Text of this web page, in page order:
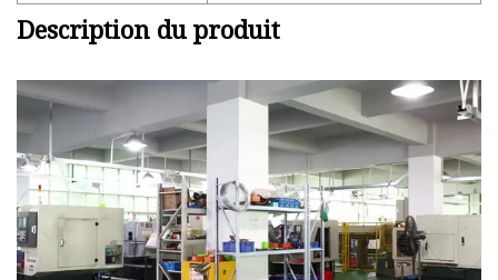
Description du produit